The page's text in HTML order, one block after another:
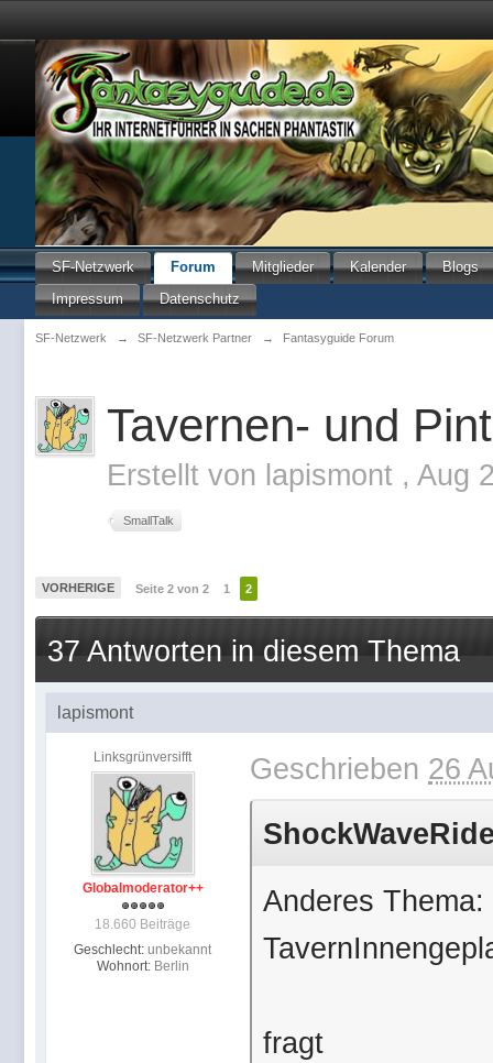
SF-Netzwerk Forum Mitglieder Kalender
Blogs
Impressum
Datenschutz
SF-Netzwerk → SF-Netzwerk Partner → Fantasyguide Forum
Tavernen- und
Erstellt von lapismont , Aug
SmallTalk
VORHERIGE Seite 2 von 2 1 2
37 Antworten in diesem Thema
lapismont
Linksgrünversifft
Globalmoderator++
18.660 Beiträge
Geschlecht: unbekannt
Wohnort: Berlin
Geschrieben 26
Anderes
fragt